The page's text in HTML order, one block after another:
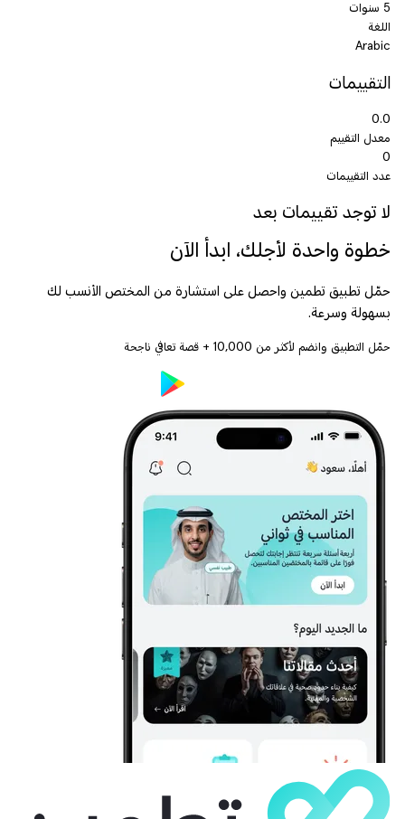
5 سنوات
اللغة
Arabic
التقييمات
0.0
معدل التقييم
0
عدد التقييمات
لا توجد تقييمات بعد
خطوة واحدة لأجلك، ابدأ الآن
حمّل تطبيق تطمين واحصل على استشارة من المختص الأنسب لك
بسهولة وسرعة.
حمّل التطبيق وانضم لأكثر من 10,000 + قصة تعافي ناجحة